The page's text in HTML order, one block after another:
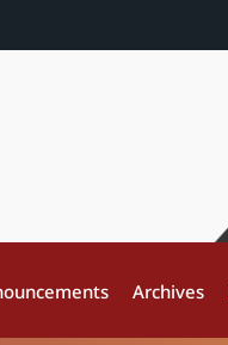
Archives